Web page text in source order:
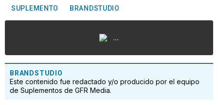
SUPLEMENTO BRANDSTUDIO
...
BRANDSTUDIO
Este contenido fue redactado y/o producido por el equipo
de Suplementos de GFR Media.